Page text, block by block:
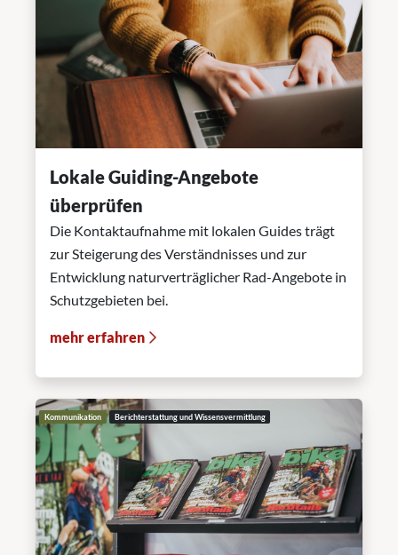
Lokale Guiding-Angebote
überprüfen
Die Kontaktaufnahme mit lokalen Guides trägt
zur Steigerung des Verständnisses und zur
Entwicklung naturverträglicher Rad-Angebote in
Schutzgebieten bei.
mehr erfahren
Kommunikation Berichterstattung und Wissensvermittlung